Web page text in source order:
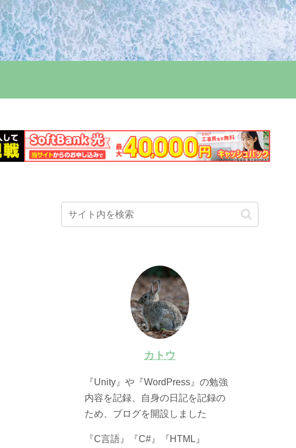
カトウ
『Unity』や『WordPress』の勉強
内容を記録、自身の日記を記録の
ため、ブログを開設しました
『C言語』『C#』『HTML』